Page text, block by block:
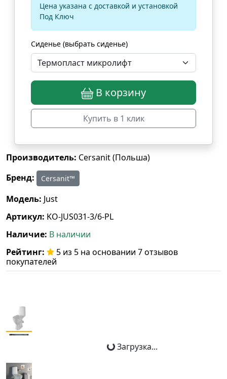
Цена указана с доставкой и установкой
Под Ключ
Сиденье (выбрать сиденье)
В корзину
Купить в 1 клик
Производитель: Cersanit (Польша)
Бренд:
Cersanit™
Модель: Just
Артикул: KO-JUS031-3/6-PL
Наличие: В наличии
Рейтинг:
5 из 5 на основании 7 отзывов
покупателей
Загрузка...